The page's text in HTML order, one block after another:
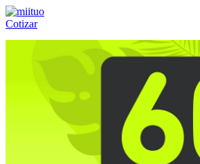
Cotizar
(55) 84-21-05-00ó800-953-